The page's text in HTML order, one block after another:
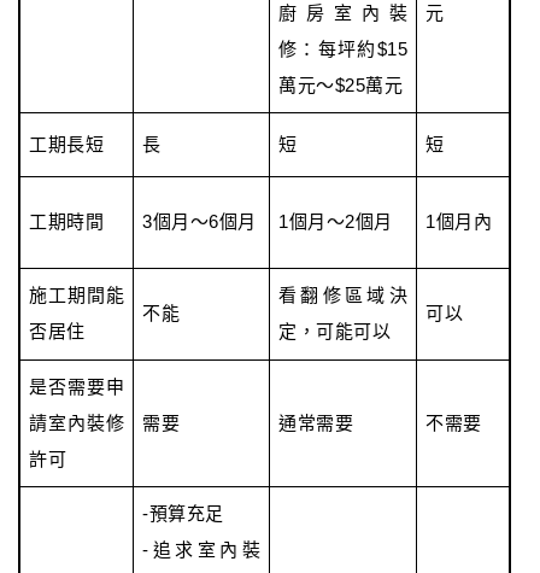
廚房室內裝
修：每坪約$15
萬元～$25萬元
元
工期長短 長 短 短
工期時間 3個月～6個月 1個月～2個月 1個月內
施工期間能
否居住
不能
看翻修區域決
定，可能可以
可以
是否需要申
請室內裝修
許可
需要 通常需要 不需要
-預算充足
-追求室內裝